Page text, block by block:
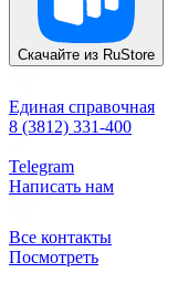
Скачайте из RuStore
Единая справочная
8 (3812) 331-400
Telegram
Написать нам
Все контакты
Посмотреть